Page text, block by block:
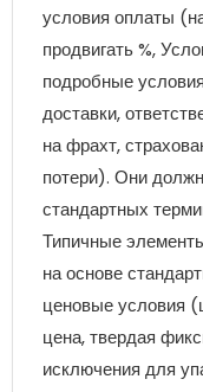
условия оплаты
продвигать %,
подробные
доставки,
на фрахт,
потери). Они
стандартных
Типичные
на основе
ценовые условия
цена, твердая
исключения для